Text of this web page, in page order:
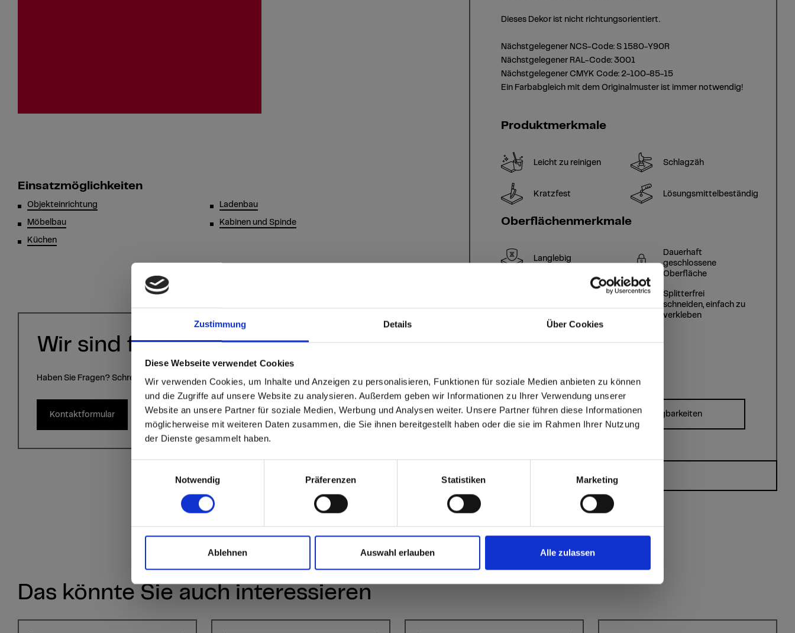
Zustimmung Details Über Cookies
Diese Webseite verwendet Cookies
Wir verwenden Cookies, um Inhalte und Anzeigen zu personalisieren, Funktionen für soziale Medien anbieten zu können
und die Zugriffe auf unsere Website zu analysieren. Außerdem geben wir Informationen zu Ihrer Verwendung unserer
Website an unsere Partner für soziale Medien, Werbung und Analysen weiter. Unsere Partner führen diese Informationen
möglicherweise mit weiteren Daten zusammen, die Sie ihnen bereitgestellt haben oder die sie im Rahmen Ihrer Nutzung
der Dienste gesammelt haben.
Notwendig
Präferenzen Statistiken Marketing
Ablehnen Auswahl erlauben Alle zulassen
sr.modal is not closeable
Are you based in the Vereinigte
Staaten?
Go to the Fundermax North America website directly from here or discover what Fundermax offers in Europe
and the rest of the world!
Click here to go to the Fundermax North America Website Europe / Rest of the World
Einsatzmöglichkeiten
Objekteinrichtung
Möbelbau
Küchen
Ladenbau
Kabinen und Spinde
Wir sind für Sie da!
Haben Sie Fragen? Schreiben Sie uns über das Kontaktformular.
Kontaktformular
Dieses Dekor ist nicht richtungsorientiert.
Nächstgelegener NCS-Code: S 1580-Y90R
Nächstgelegener RAL-Code: 3001
Nächstgelegener CMYK Code: 2-100-85-15
Ein Farbabgleich mit dem Originalmuster ist immer notwendig!
Produktmerkmale
Leicht zu reinigen Schlagzäh
Kratzfest Lösungsmittelbeständig
Oberflächenmerkmale
Langlebig
Dauerhaft
geschlossene
Oberfläche
Splitterfrei
schneiden, einfach zu
verkleben
Formate, Stärken & Verfügbarkeiten
Sie haben Fragen?
Das könnte Sie auch interessieren